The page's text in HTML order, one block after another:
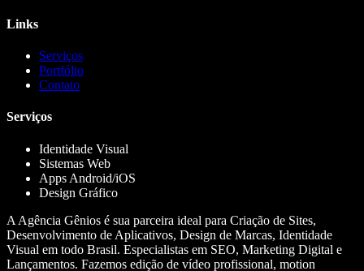
Links
Serviços
Portfólio
Contato
Serviços
Identidade Visual
Sistemas Web
Apps Android/iOS
Design Gráfico
A Agência Gênios é sua parceira ideal para Criação de Sites,
Desenvolvimento de Aplicativos, Design de Marcas, Identidade
Visual em todo Brasil. Especialistas em SEO, Marketing Digital e
Lançamentos. Fazemos edição de vídeo profissional, motion